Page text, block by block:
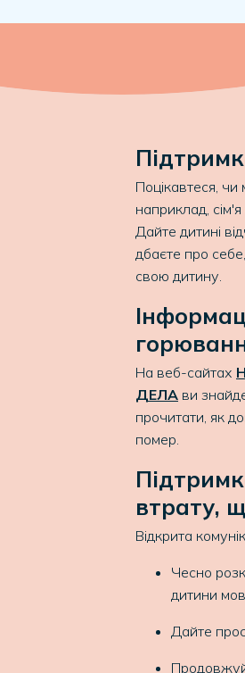
Поцікавтеся,
наприклад,
Дайте дитині
дбаєте про
свою дитину.
На веб-сайтах
ДЕЛА ви
прочитати, як
помер.
втрату,
Відкрита
Чесно
дитини
Дайте